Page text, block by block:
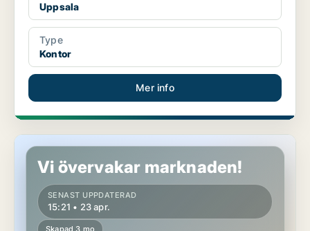
Uppsala
Type
Kontor
Mer info
Kontor i Uppsala
Vi övervakar marknaden!
SENAST UPPDATERAD
15:21 • 23 apr.
Skapad 3 mo